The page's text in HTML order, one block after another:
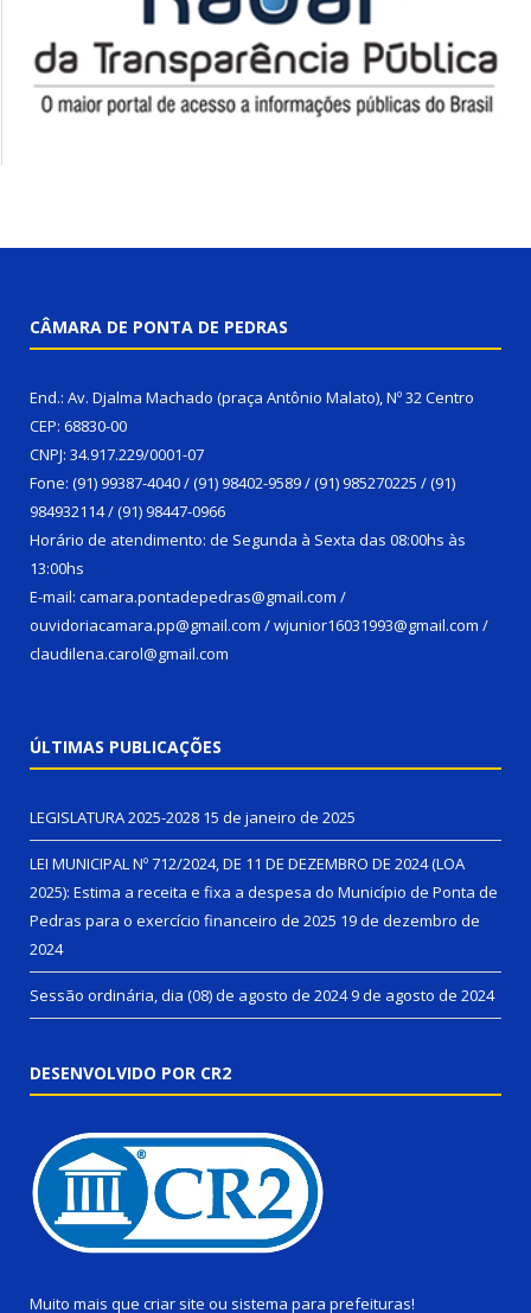
CÂMARA DE PONTA DE PEDRAS
End.: Av. Djalma Machado (praça Antônio Malato), Nº 32 Centro
CEP: 68830-00
CNPJ: 34.917.229/0001-07
Fone: (91) 99387-4040 / (91) 98402-9589 / (91) 985270225 / (91)
984932114 / (91) 98447-0966
Horário de atendimento: de Segunda à Sexta das 08:00hs às
13:00hs
E-mail: camara.pontadepedras@gmail.com /
ouvidoriacamara.pp@gmail.com / wjunior16031993@gmail.com /
claudilena.carol@gmail.com
ÚLTIMAS PUBLICAÇÕES
LEGISLATURA 2025-2028 15 de janeiro de 2025
LEI MUNICIPAL Nº 712/2024, DE 11 DE DEZEMBRO DE 2024 (LOA
2025): Estima a receita e fixa a despesa do Município de Ponta de
Pedras para o exercício financeiro de 2025 19 de dezembro de
2024
Sessão ordinária, dia (08) de agosto de 20249 de agosto de 2024
DESENVOLVIDO POR CR2
Muito mais que criar site ou sistema para prefeituras!